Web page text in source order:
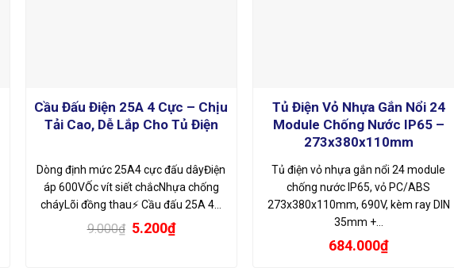
Cầu Đấu Điện 25A 4 Cực – Chịu
Tải Cao, Dễ Lắp Cho Tủ Điện
Dòng định mức 25A4 cực đấu dâyĐiện
áp 600VỐc vít siết chắcNhựa chống
cháyLõi đồng thau⚡ Cầu đấu 25A 4…
9.000₫ Giá
5.200₫Giá
hiện
Tủ Điện Vỏ Nhựa Gắn Nổi 24
Module Chống Nước IP65 –
273x380x110mm
Tủ điện vỏ nhựa gắn nổi 24 module
chống nước IP65, vỏ PC/ABS
273x380x110mm, 690V, kèm ray DIN
35mm +…
684.000₫